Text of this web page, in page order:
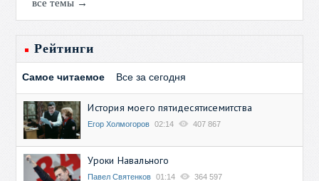
все темы →
Рейтинги
Самое читаемое Все за сегодня
История моего пятидесятисемитства
Егор Холмогоров 02:14 407 867
Уроки Навального
Павел Святенков 01:14 364 597